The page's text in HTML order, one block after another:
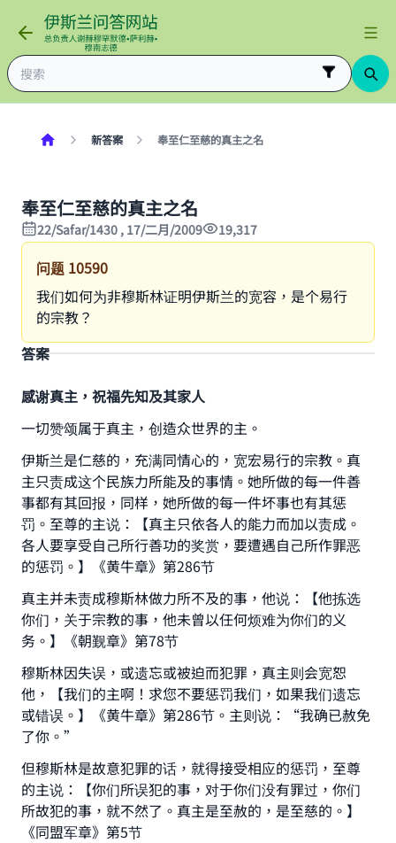
新答案 奉至仁至慈的真主之名
奉至仁至慈的真主之名
22/Safar/1430 , 17/二月/2009 19,317
问题 10590
我们如何为非穆斯林证明伊斯兰的宽容，是个易行
的宗教？
答案
感谢真主，祝福先知及其家人
一切赞颂属于真主，创造众世界的主。
伊斯兰是仁慈的，充满同情心的，宽宏易行的宗教。真
主只责成这个民族力所能及的事情。她所做的每一件善
事都有其回报，同样，她所做的每一件坏事也有其惩
罚。至尊的主说：【真主只依各人的能力而加以责成。
各人要享受自己所行善功的奖赏，要遭遇自己所作罪恶
的惩罚。】《黄牛章》第286节
真主并未责成穆斯林做力所不及的事，他说：【他拣选
你们，关于宗教的事，他未曾以任何烦难为你们的义
务。】《朝觐章》第78节
穆斯林因失误，或遗忘或被迫而犯罪，真主则会宽恕
他，【我们的主啊！求您不要惩罚我们，如果我们遗忘
或错误。】《黄牛章》第286节。主则说：“我确已赦免
了你。”
但穆斯林是故意犯罪的话，就得接受相应的惩罚，至尊
的主说：【你们所误犯的事，对于你们没有罪过，你们
所故犯的事，就不然了。真主是至赦的，是至慈的。】
《同盟军章》第5节